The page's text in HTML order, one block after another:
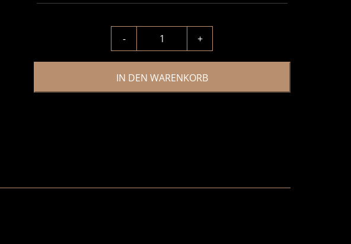
- +
IN DEN WARENKORB